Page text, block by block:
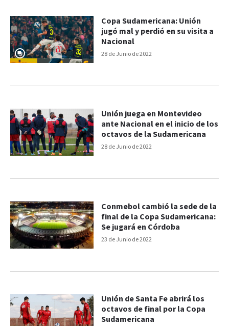
28 de Junio de 2022
Copa Sudamericana: Unión
jugó mal y perdió en su visita a
Nacional
28 de Junio de 2022
Unión juega en Montevideo
ante Nacional en el inicio de los
octavos de la Sudamericana
23 de Junio de 2022
Conmebol cambió la sede de la
final de la Copa Sudamericana:
Se jugará en Córdoba
Unión de Santa Fe abrirá los
octavos de final por la Copa
Sudamericana